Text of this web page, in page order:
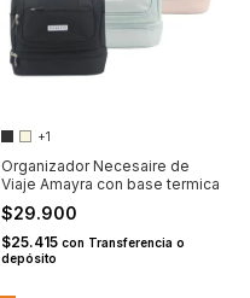
+1
Organizador Necesaire de
Viaje Amayra con base termica
$29.900
$25.415 con Transferencia o
depósito